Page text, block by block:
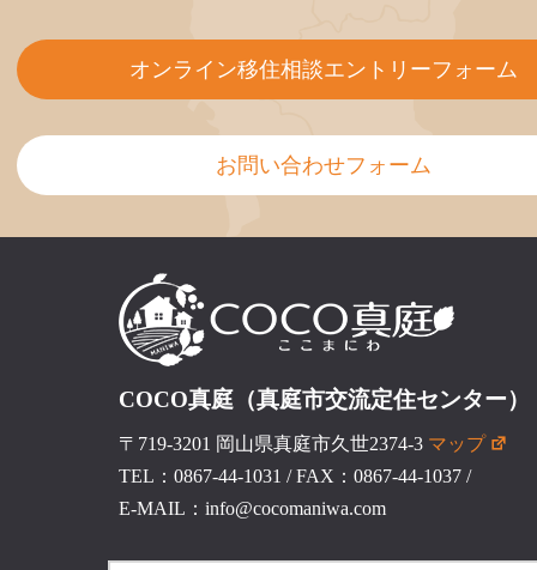
オンライン移住相談エントリーフォーム
お問い合わせフォーム
COCO真庭（真庭市交流定住センター）
〒719-3201 岡山県真庭市久世2374-3 マップ
TEL：0867-44-1031 /FAX：0867-44-1037/
E-MAIL：info@cocomaniwa.com